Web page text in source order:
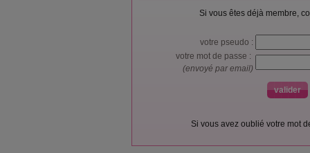
Si vous êtes déjà membre,
votre pseudo :
votre mot de passe :
(envoyé par email)
Si vous avez oublié votre mot